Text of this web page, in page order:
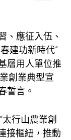
、應征入伍、
建功新時代”
層用人單位推
創業典型宣
誓言。
行山農業創
接樞紐，推動